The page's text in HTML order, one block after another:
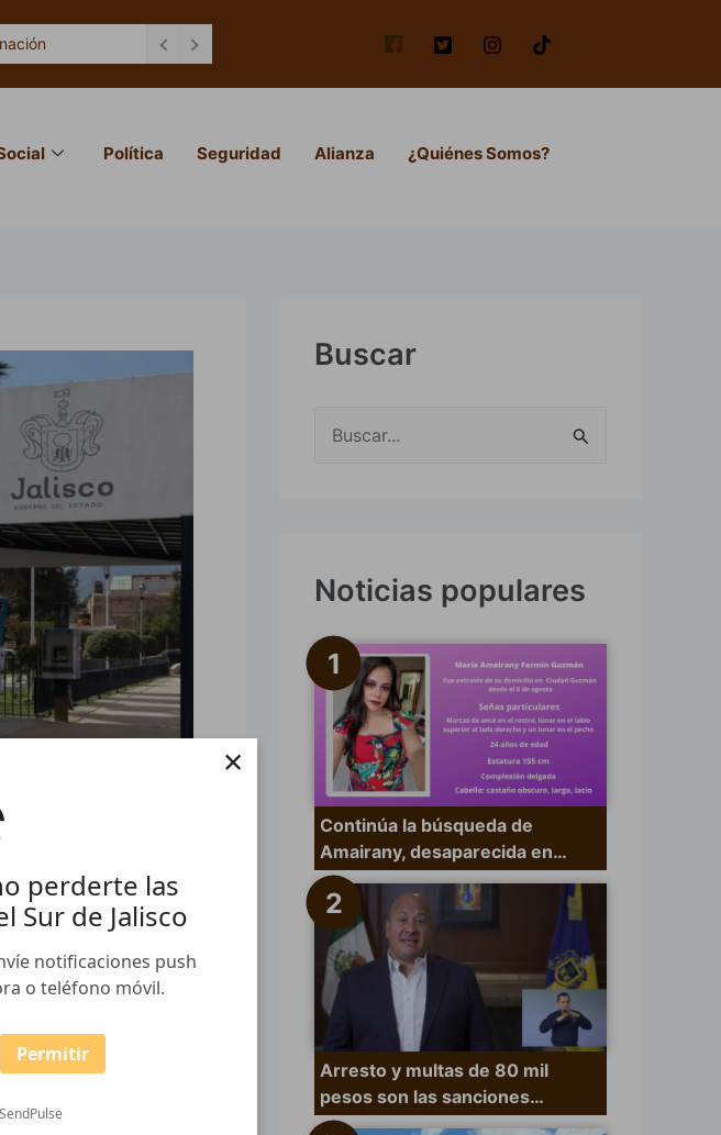
perderte las
Sur de Jalisco
notificaciones push
o teléfono móvil.
Permitir
×
Política Seguridad Alianza ¿Quiénes Somos?
de Covid-19
19 al sumar cinco
Buscar
a
p
o
Noticias populares
Continúa la búsqueda de
Amairany, desaparecida en…
Arresto y multas de 80 mil
pesos son las sanciones…